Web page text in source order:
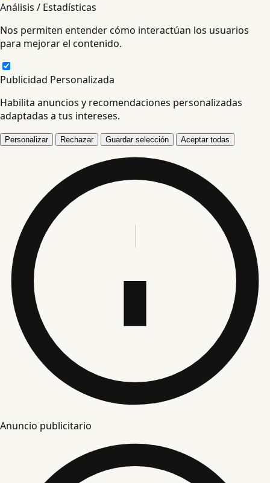
Análisis / Estadísticas
Nos permiten entender cómo interactúan los usuarios
para mejorar el contenido.
Publicidad Personalizada
Habilita anuncios y recomendaciones personalizadas
adaptadas a tus intereses.
Personalizar Rechazar Guardar selección Aceptar todas
Anuncio publicitario